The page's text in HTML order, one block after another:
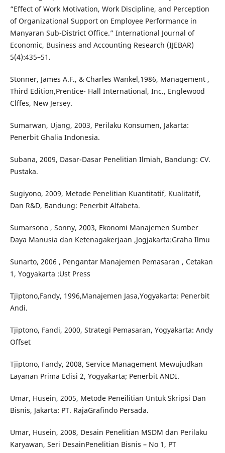
“Effect of Work Motivation, Work Discipline, and Perception
of Organizational Support on Employee Performance in
Manyaran Sub-District Office.” International Journal of
Economic, Business and Accounting Research (IJEBAR)
5(4):435–51.
Stonner, James A.F., & Charles Wankel,1986, Management ,
Third Edition,Prentice- Hall International, Inc., Englewood
Clffes, New Jersey.
Sumarwan, Ujang, 2003, Perilaku Konsumen, Jakarta:
Penerbit Ghalia Indonesia.
Subana, 2009, Dasar-Dasar Penelitian Ilmiah, Bandung: CV.
Pustaka.
Sugiyono, 2009, Metode Penelitian Kuantitatif, Kualitatif,
Dan R&D, Bandung: Penerbit Alfabeta.
Sumarsono , Sonny, 2003, Ekonomi Manajemen Sumber
Daya Manusia dan Ketenagakerjaan ,Jogjakarta:Graha Ilmu
Sunarto, 2006 , Pengantar Manajemen Pemasaran , Cetakan
1, Yogyakarta :Ust Press
Tjiptono,Fandy, 1996,Manajemen Jasa,Yogyakarta: Penerbit
Andi.
Tjiptono, Fandi, 2000, Strategi Pemasaran, Yogyakarta: Andy
Offset
Tjiptono, Fandy, 2008, Service Management Mewujudkan
Layanan Prima Edisi 2, Yogyakarta; Penerbit ANDI.
Umar, Husein, 2005, Metode Peneilitian Untuk Skripsi Dan
Bisnis, Jakarta: PT. RajaGrafindo Persada.
Umar, Husein, 2008, Desain Penelitian MSDM dan Perilaku
Karyawan, Seri DesainPenelitian Bisnis – No 1, PT